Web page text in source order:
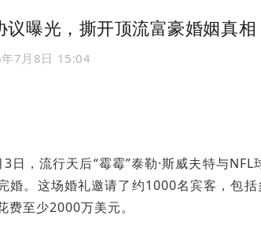
曝光，撕开顶流富豪婚姻真相
7月8日 15:04
日，流行天后“霉霉”泰勒·斯威夫特与NFL
婚。这场婚礼邀请了约1000名宾客，包
至少2000万美元。